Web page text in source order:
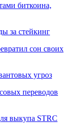
биткоина,
за стейкинг
сон своих
угроз
переводов
выкупа STRC